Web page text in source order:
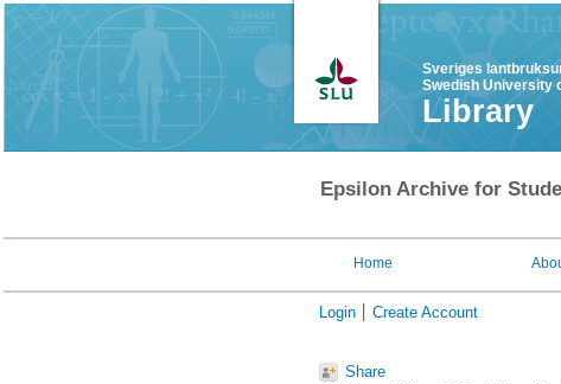
Sveriges
Swedish University
Library
Epsilon Archive for
Home
Login Create Account
Share